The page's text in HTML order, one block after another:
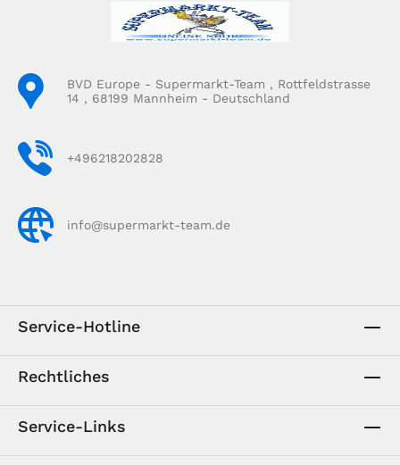
BVD Europe - Supermarkt-Team , Rottfeldstrasse
14 , 68199 Mannheim - Deutschland
+496218202828
info@supermarkt-team.de
Service-Hotline
Rechtliches
Service-Links